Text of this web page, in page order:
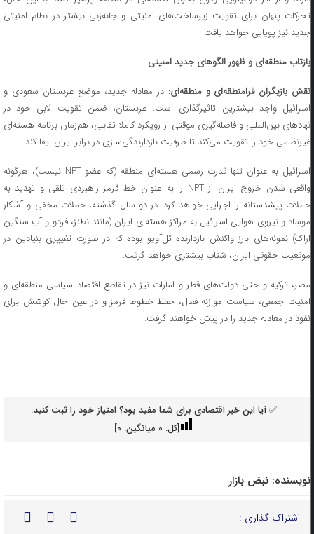
تحرکات پنهان برای تقویت زیرساخت‌های امنیتی و چانه‌زنی بیشتر در نظام امنیتی
جدید نیز پویایی خواهد یافت.
بازتاب منطقه‌ای و ظهور الگو‌های جدید امنیتی
نقش بازیگران فرامنطقه‌ای و منطقه‌ای:در معادله جدید، موضع عربستان سعودی و
اسرائیل واجد بیشترین تاثیرگذاری است. عربستان، ضمن تقویت لابی خود در
نهاد‌های بین‌المللی و فاصله‌گیری موقتی از رویکرد کاملا تقابلی، هم‌زمان برنامه هسته‌ای
غیرنظامی خود را تقویت می‌کند تا ظرفیت بازدارندگی‌سازی در برابر ایران ایفا کند.
اسرائیل به عنوان تنها قدرت رسمی هسته‌ای منطقه (که عضو NPT نیست)، هرگونه
واقعی شدن خروج ایران از NPT را به عنوان خط قرمز راهبردی تلقی و تهدید به
حملات پیشدستانه را اجرایی خواهد کرد. در دو سال گذشته، حملات مخفی و آشکار
موساد و نیروی هوایی اسرائیل به مراکز هسته‌ای ایران (مانند نطنز، فردو و آب سنگین
اراک) نمونه‌های بارز واکنش بازدارنده تل‌آویو بوده که در صورت تغییری بنیادین در
موقعیت حقوقی ایران، شتاب بیشتری خواهد گرفت.
مصر، ترکیه و حتی دولت‌های قطر و امارات نیز در تقاطع اقتصاد سیاسی منطقه‌ای و
امنیت جمعی، سیاست موازنه فعال، حفظ خطوط قرمز و در عین حال کوشش برای
نفوذ در معادله جدید را در پیش خواهند گرفت.
✅ آیا این خبر اقتصادی برای شما مفید بود؟ امتیاز خود را ثبت کنید.
[کل: 0میانگین: 0
]
نویسنده: نبض بازار
اشتراک گذاری :